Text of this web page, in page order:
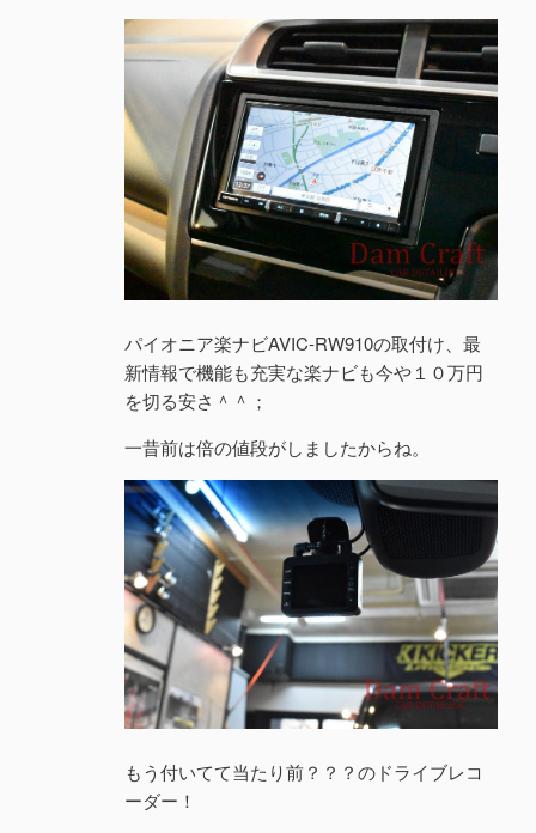
パイオニア楽ナビAVIC-RW910の取付け、最
新情報で機能も充実な楽ナビも今や１０万円
を切る安さ＾＾；
一昔前は倍の値段がしましたからね。
もう付いてて当たり前？？？のドライブレコ
ーダー！